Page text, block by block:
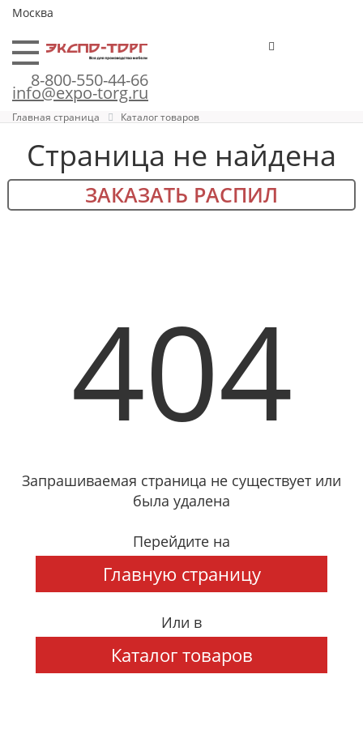
Москва
8-800-550-44-66
info@expo-torg.ru
Главная страница Каталог товаров
Страница не найдена
ЗАКАЗАТЬ РАСПИЛ
404
Запрашиваемая страница не существует или
была удалена
Перейдите на
Главную страницу
Или в
Каталог товаров